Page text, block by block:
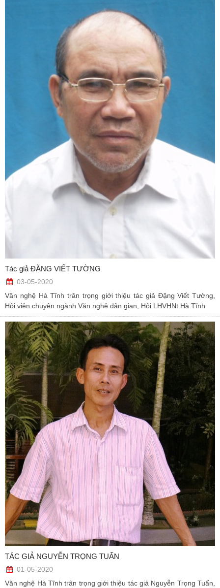
Tác giả ĐẶNG VIẾT TƯỜNG
03-05-2020
Văn nghệ Hà Tĩnh trân trọng giới thiệu tác giả Đặng Viết Tường,
Hội viên chuyên ngành Văn nghệ dân gian, Hội LHVHNt Hà Tĩnh
TÁC GIẢ NGUYỄN TRỌNG TUẤN
01-05-2020
Văn nghệ Hà Tĩnh trân trọng giới thiệu tác giả Nguyễn Trọng Tuấn,